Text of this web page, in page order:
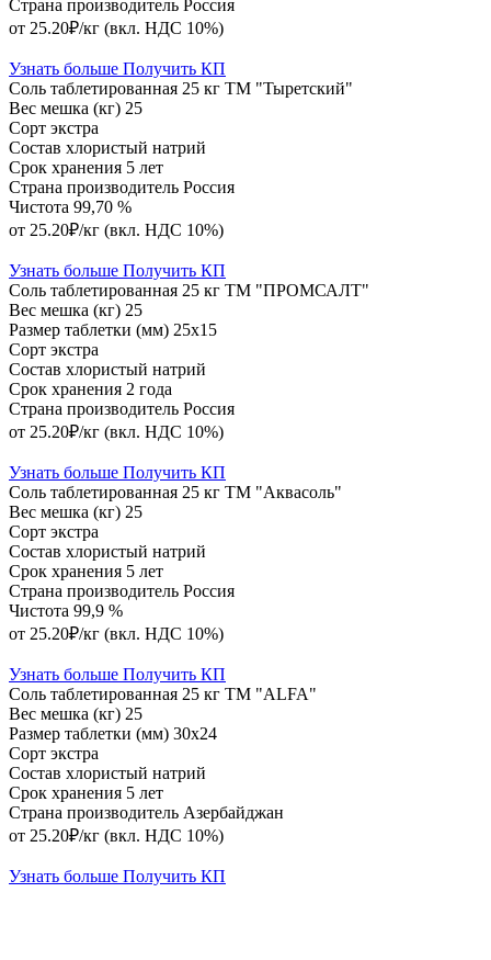
Страна производитель Россия
от 25.20₽/кг (вкл. НДС 10%)
Узнать больше Получить КП
Соль таблетированная 25 кг ТМ "Тыретский"
Вес мешка (кг) 25
Сорт экстра
Состав хлористый натрий
Срок хранения 5 лет
Страна производитель Россия
Чистота 99,70 %
от 25.20₽/кг (вкл. НДС 10%)
Узнать больше Получить КП
Соль таблетированная 25 кг ТМ "ПРОМСАЛТ"
Вес мешка (кг) 25
Размер таблетки (мм) 25х15
Сорт экстра
Состав хлористый натрий
Срок хранения 2 года
Страна производитель Россия
от 25.20₽/кг (вкл. НДС 10%)
Узнать больше Получить КП
Соль таблетированная 25 кг ТМ "Аквасоль"
Вес мешка (кг) 25
Сорт экстра
Состав хлористый натрий
Срок хранения 5 лет
Страна производитель Россия
Чистота 99,9 %
от 25.20₽/кг (вкл. НДС 10%)
Узнать больше Получить КП
Соль таблетированная 25 кг ТМ "ALFA"
Вес мешка (кг) 25
Размер таблетки (мм) 30х24
Сорт экстра
Состав хлористый натрий
Срок хранения 5 лет
Страна производитель Азербайджан
от 25.20₽/кг (вкл. НДС 10%)
Узнать больше Получить КП